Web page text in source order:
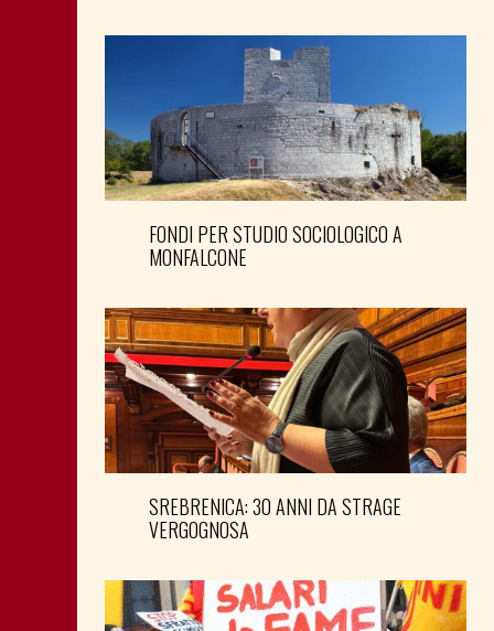
FONDI PER STUDIO SOCIOLOGICO A
MONFALCONE
SREBRENICA: 30 ANNI DA STRAGE
VERGOGNOSA